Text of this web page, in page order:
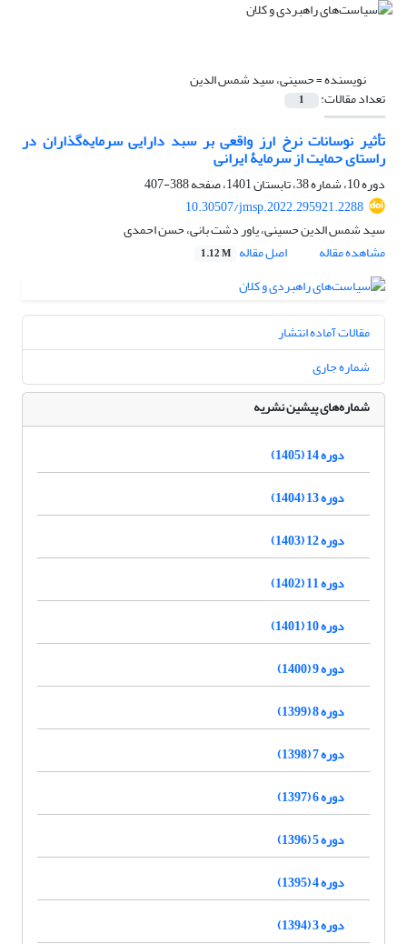
نویسنده =حسینی، سید شمس الدین
تعداد مقالات: 1
تأثیر نوسانات نرخ ارز واقعی بر سبد دارایی سرمایه‌گذاران در
راستای حمایت از سرمایۀ ایرانی
دوره 10، شماره 38، تابستان 1401، صفحه
388-407
10.30507/jmsp.2022.295921.2288
سید شمس الدین حسینی، یاور دشت بانی، حسن احمدی
مشاهده مقاله
اصل مقاله 1.12 M
مقالات آماده انتشار
شماره جاری
شماره‌های پیشین نشریه
دوره 14 (1405)
دوره 13 (1404)
دوره 12 (1403)
دوره 11 (1402)
دوره 10 (1401)
دوره 9 (1400)
دوره 8 (1399)
دوره 7 (1398)
دوره 6 (1397)
دوره 5 (1396)
دوره 4 (1395)
دوره 3 (1394)